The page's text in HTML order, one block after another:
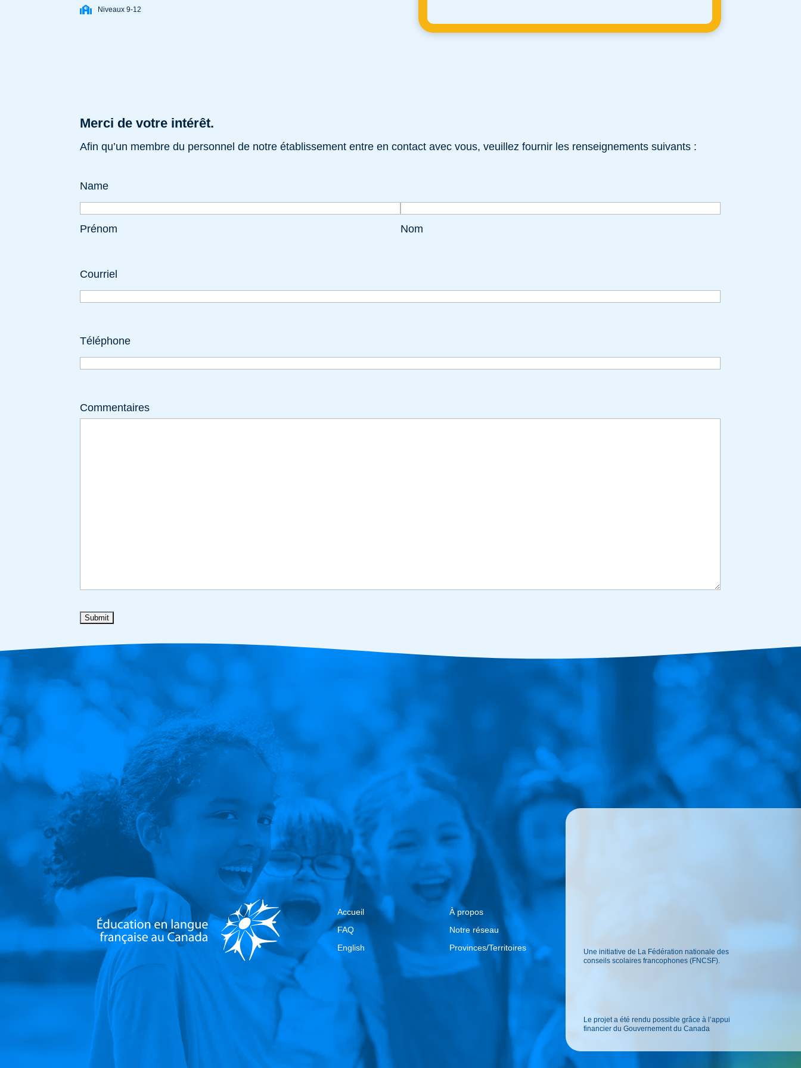
Niveaux 9-12
Merci de votre intérêt.
Afin qu’un membre du personnel de notre établissement entre en contact avec vous, veuillez fournir les renseignements suivants :
Name
Prénom Nom
Courriel
Téléphone
Commentaires
Accueil
FAQ
English
À propos
Notre réseau
Provinces/Territoires
Une initiative de La Fédération nationale des
conseils scolaires francophones (FNCSF).
Le projet a été rendu possible grâce à l’appui
financier du Gouvernement du Canada